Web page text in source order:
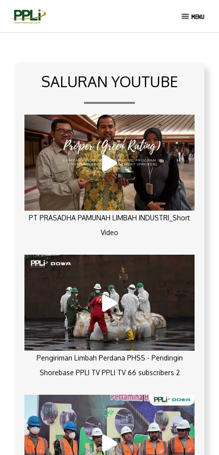
MENU
MENU
SALURAN YOUTUBE
PT PRASADHA PAMUNAH LIMBAH INDUSTRI_Short
Video
Pengiriman Limbah Perdana PHSS - Pendingin
Shorebase PPLI TV PPLI TV 66 subscribers 2